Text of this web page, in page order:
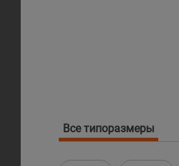
Все типоразмеры